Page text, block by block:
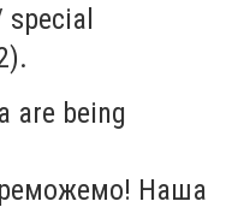
special
are being
Наша